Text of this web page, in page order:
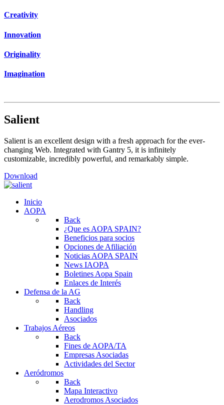
Creativity
Innovation
Originality
Imagination
Salient
Salient is an excellent design with a fresh approach for the ever-
changing Web. Integrated with Gantry 5, it is infinitely
customizable, incredibly powerful, and remarkably simple.
Download
Inicio
AOPA
Back
¿Que es AOPA SPAIN?
Beneficios para socios
Opciones de Afiliación
Noticias AOPA SPAIN
News IAOPA
Boletines Aopa Spain
Enlaces de Interés
Defensa de la AG
Back
Handling
Asociados
Trabajos Aéreos
Back
Fines de AOPA/TA
Empresas Asociadas
Actividades del Sector
Aeródromos
Back
Mapa Interactivo
Aerodromos Asociados